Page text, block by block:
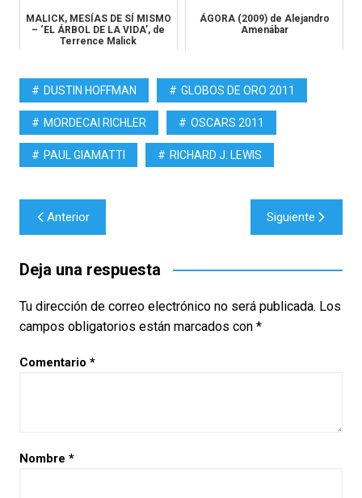
MALICK, MESÍAS DE SÍ MISMO
– ‘EL ÁRBOL DE LA VIDA’, de
Terrence Malick
ÁGORA (2009) de Alejandro
Amenábar
DUSTIN HOFFMAN GLOBOS DE ORO 2011
MORDECAI RICHLER OSCARS 2011
PAUL GIAMATTI RICHARD J. LEWIS
Navegación
de
entradas
Anterior Siguiente
Deja una respuesta
Tu dirección de correo electrónico no será publicada. Los
campos obligatorios están marcados con *
Comentario *
Nombre *